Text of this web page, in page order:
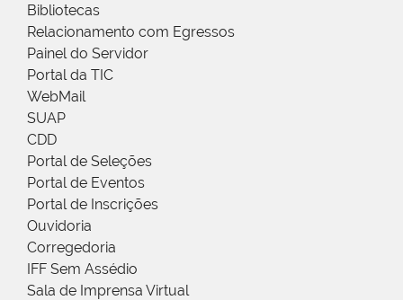
Bibliotecas
Relacionamento com Egressos
Painel do Servidor
Portal da TIC
WebMail
SUAP
CDD
Portal de Seleções
Portal de Eventos
Portal de Inscrições
Ouvidoria
Corregedoria
IFF Sem Assédio
Sala de Imprensa Virtual